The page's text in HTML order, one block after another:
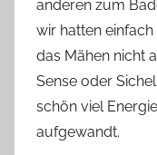
anderen zum
wir hatten einfach
das Mähen nicht
Sense oder
schön viel
aufgewandt.